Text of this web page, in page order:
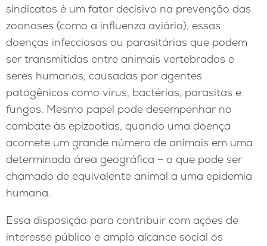
sindicatos é um fator decisivo na prevenção das
zoonoses (como a influenza aviária), essas
doenças infecciosas ou parasitárias que podem
ser transmitidas entre animais vertebrados e
seres humanos, causadas por agentes
patogênicos como vírus, bactérias, parasitas e
fungos. Mesmo papel pode desempenhar no
combate às epizootias, quando uma doença
acomete um grande número de animais em uma
determinada área geográfica – o que pode ser
chamado de equivalente animal a uma epidemia
humana.
Essa disposição para contribuir com ações de
interesse público e amplo alcance social os